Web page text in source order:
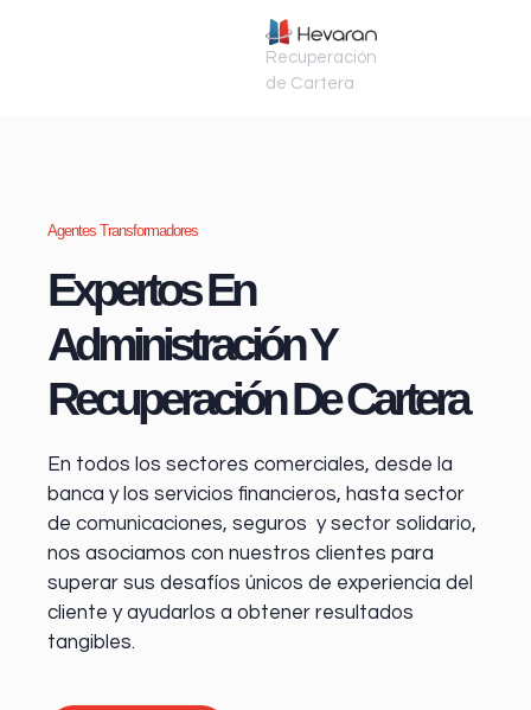
Recuperación
de Cartera
Agentes Transformadores
Expertos En
Administración Y
Recuperación De Cartera
En todos los sectores comerciales, desde la
banca y los servicios financieros, hasta sector
de comunicaciones, seguros y sector solidario,
nos asociamos con nuestros clientes para
superar sus desafíos únicos de experiencia del
cliente y ayudarlos a obtener resultados
tangibles.